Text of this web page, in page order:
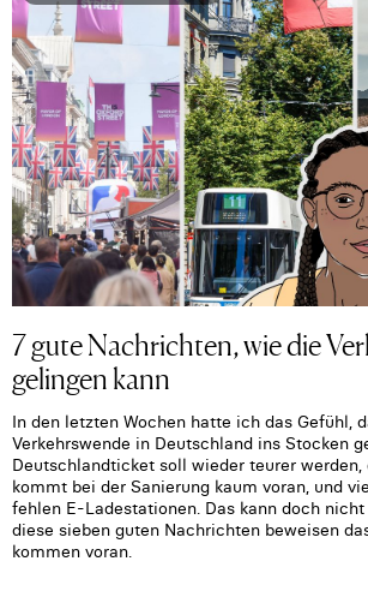
7 gute Nachrichten, wie die
gelingen kann
In den letzten Wochen hatte ich das Gefühl,
Verkehrswende in Deutschland ins Stocken
Deutschlandticket soll wieder teurer werden,
kommt bei der Sanierung kaum voran, und
fehlen E-Ladestationen. Das kann doch nicht
diese sieben guten Nachrichten beweisen
kommen voran.